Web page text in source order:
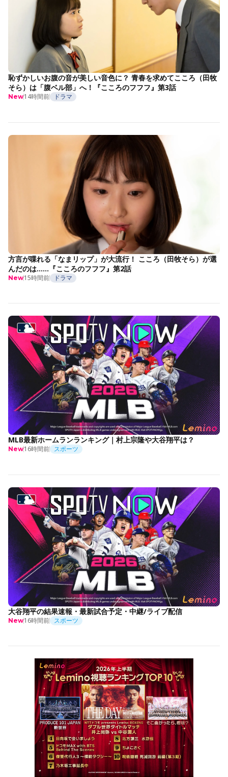
恥ずかしいお腹の音が美しい音色に？ 青春を求めてこころ（田牧
そら）は「腹ベル部」へ！『こころのフフフ』第3話
New14時間前 ドラマ
方言が喋れる「なまリップ」が大流行！ こころ（田牧そら）が選
んだのは……『こころのフフフ』第2話
New15時間前 ドラマ
MLB最新ホームランランキング｜村上宗隆や大谷翔平は？
New16時間前 スポーツ
大谷翔平の結果速報・最新試合予定・中継/ライブ配信
New16時間前 スポーツ